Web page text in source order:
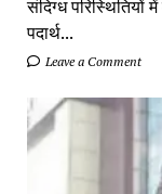
संदिग्ध परिस्थितियों
पदार्थ...
Leave a Comment